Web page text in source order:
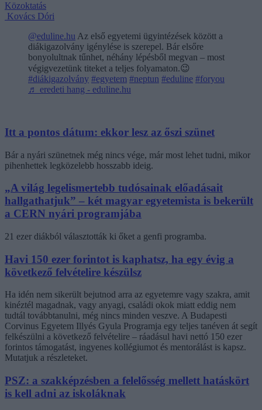
Közoktatás
Kovács Dóri
@eduline.hu Az első egyetemi ügyintézések között a
diákigazolvány igénylése is szerepel. Bár elsőre
bonyolultnak tűnhet, néhány lépésből megvan – most
végigvezetünk titeket a teljes folyamaton.😉
#diákigazolvány #egyetem #neptun #eduline #foryou
♬ eredeti hang - eduline.hu
Itt a pontos dátum: ekkor lesz az őszi szünet
Bár a nyári szünetnek még nincs vége, már most lehet tudni, mikor
pihenhettek legközelebb hosszabb ideig.
„A világ legelismertebb tudósainak előadásait
hallgathatjuk” – két magyar egyetemista is bekerült
a CERN nyári programjába
21 ezer diákból választották ki őket a genfi programba.
Havi 150 ezer forintot is kaphatsz, ha egy évig a
következő felvételire készülsz
Ha idén nem sikerült bejutnod arra az egyetemre vagy szakra, amit
kinéztél magadnak, vagy anyagi, családi okok miatt eddig nem
tudtál továbbtanulni, még nincs minden veszve. A Budapesti
Corvinus Egyetem Illyés Gyula Programja egy teljes tanéven át segít
felkészülni a következő felvételire – ráadásul havi nettó 150 ezer
forintos támogatást, ingyenes kollégiumot és mentorálást is kapsz.
Mutatjuk a részleteket.
PSZ: a szakképzésben a felelősség mellett hatáskört
is kell adni az iskoláknak